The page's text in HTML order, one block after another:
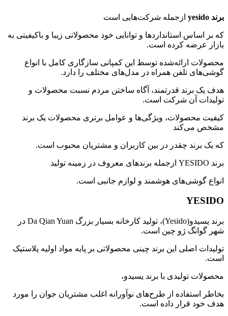
برند yesido ازجمله شرکت‌هایی است
که بر اساس استانداردها و توانایی خود محصولاتی زیبا و باکیفیتی به
بازار عرضه کرده است.
محصولات ارائه‌شده توسط این کمپانی سازگاری کامل با انواع
گوشی‌های تلفن همراه در مدل‌های مختلف را دارد.
هدف یک برند قدرتمند، آگاه ساختن مردم نسبت محصولات و
تولیدات آن شرکت است.
کیفیت محصولات، ویژگی‌ها و عوامل برتری محصولات یک برند
مشخص می‌کند
که یک برند چقدر در بین کاربران و مشتریان محبوب است.
برند YESIDO ازجمله برندهای معروف در زمینه تولید
انواع گوشی‌های هوشمند و لوازم جانبی است.
YESIDO
برند یسیدو(Yesido)، تولید کارخانه بسیار بزرگ Da Qian Yuan در
شهر گوانگ ژو چین است.
تولیدات اصلی این برند چینی محصولاتی بر پایه مواد اولیه پلاستیک
است.
محصولات تولیدی با برند یسیدو،
بخاطر استفاده از طرح‌های نوآورانه اغلب مشتریان جوان را مورد
هدف خود قرار داده است.